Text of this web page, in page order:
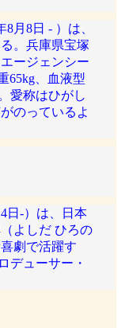
月8日 - ）は、
。兵庫県宝塚
ージェンシー
65kg、血液型
愛称はひがし
のっているよ
日-）は、日本
よしだ ひろの
劇で活躍す
デューサー・